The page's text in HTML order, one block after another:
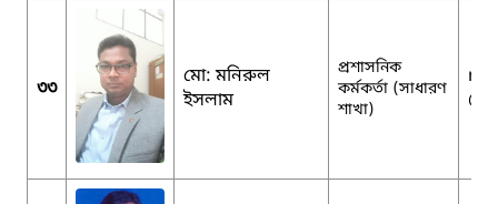
৩৩
মো: মনিরুল
ইসলাম
প্রশাসনিক
কর্মকর্তা (সাধারণ
শাখা)